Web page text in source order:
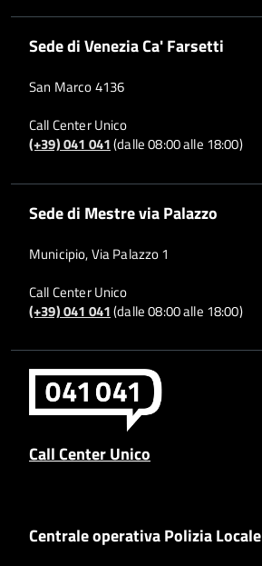
Sede di Venezia Ca' Farsetti
San Marco 4136
Call Center Unico
(+39) 041 041(dalle 08:00 alle 18:00)
Sede di Mestre via Palazzo
Municipio, Via Palazzo 1
Call Center Unico
(+39) 041 041(dalle 08:00 alle 18:00)
Call Center Unico
Centrale operativa Polizia Locale